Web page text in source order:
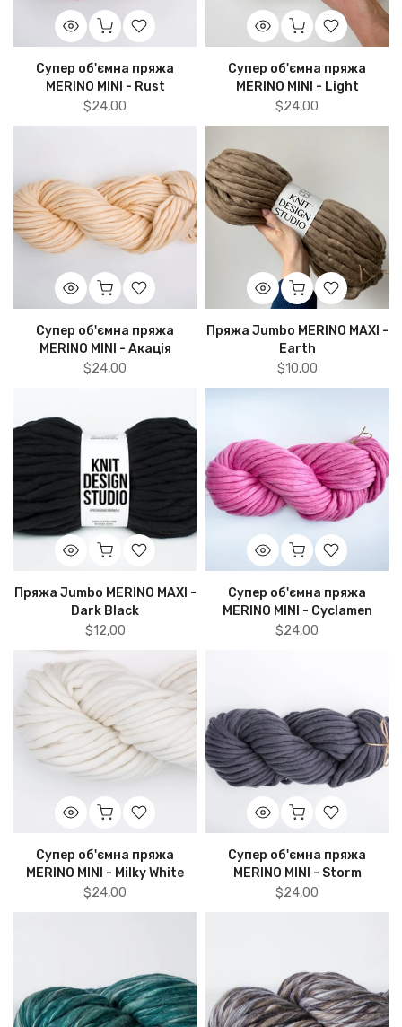
Супер об'ємна пряжа
MERINO MINI - Rust
$24,00
Супер об'ємна пряжа
MERINO MINI - Light
$24,00
Супер об'ємна пряжа
MERINO MINI - Акація
$24,00
Пряжа Jumbo MERINO MAXI -
Earth
$10,00
Пряжа Jumbo MERINO MAXI -
Dark Black
$12,00
Супер об'ємна пряжа
MERINO MINI - Cyclamen
$24,00
Супер об'ємна пряжа
MERINO MINI - Milky White
$24,00
Супер об'ємна пряжа
MERINO MINI - Storm
$24,00